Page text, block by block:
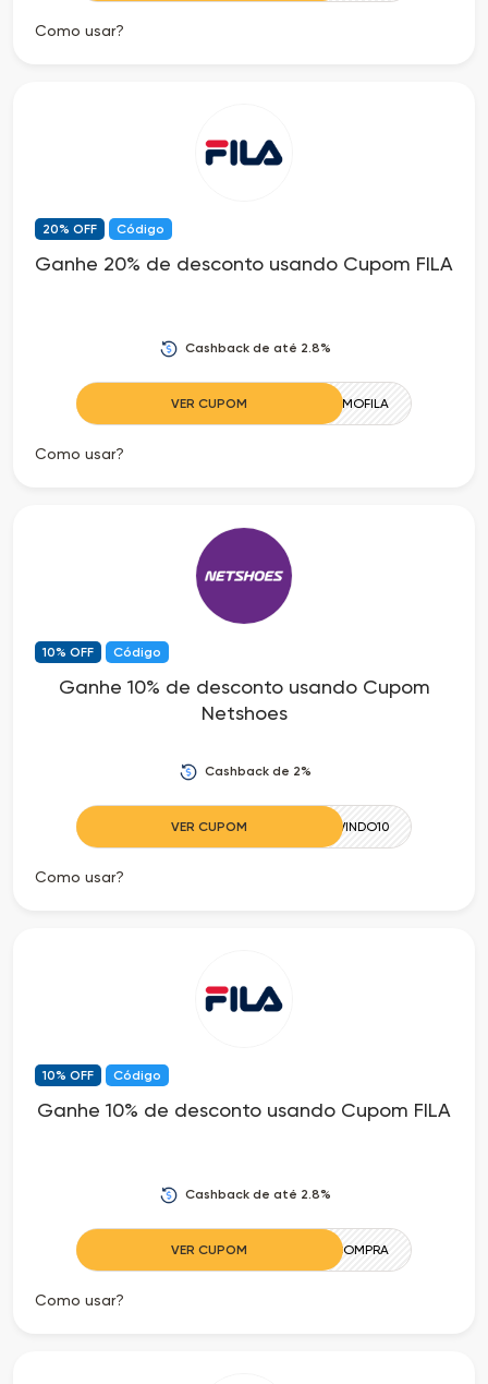
Como usar?
20% OFF Código
Ganhe 20% de desconto usando Cupom FILA
Cashback de até 2.8%
VER CUPOM PROMOFILA
Como usar?
10% OFF Código
Ganhe 10% de desconto usando Cupom
Netshoes
Cashback de 2%
VER CUPOM BENVINDO10
Como usar?
10% OFF Código
Ganhe 10% de desconto usando Cupom FILA
Cashback de até 2.8%
VER CUPOM PRIMEIRACOMPRA
Como usar?